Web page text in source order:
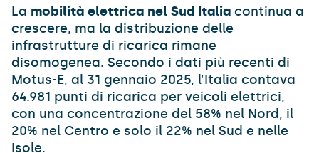
La mobilità elettrica nel Sud Italia continua a
crescere, ma la distribuzione delle
infrastrutture di ricarica rimane
disomogenea. Secondo i dati più recenti di
Motus-E, al 31 gennaio 2025, l’Italia contava
64.981 punti di ricarica per veicoli elettrici,
con una concentrazione del 58% nel Nord, il
20% nel Centro e solo il 22% nel Sud e nelle
Isole.